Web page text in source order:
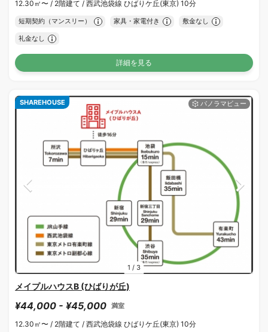
12.30㎡〜 / 2階建て / 西武池袋線 ひばりケ丘(東京) 10分
短期契約（マンスリー） 家具・家電付き 敷金なし
礼金なし
詳細を見る
1 / 3
SHAREHOUSE
メイプルハウスB (ひばりが丘)
¥44,000 - ¥45,000 満室
12.30㎡〜 / 2階建て / 西武池袋線 ひばりケ丘(東京) 10分